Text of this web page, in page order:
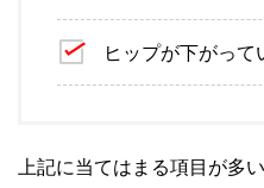
ヒップが下がって
上記に当てはまる項目が多